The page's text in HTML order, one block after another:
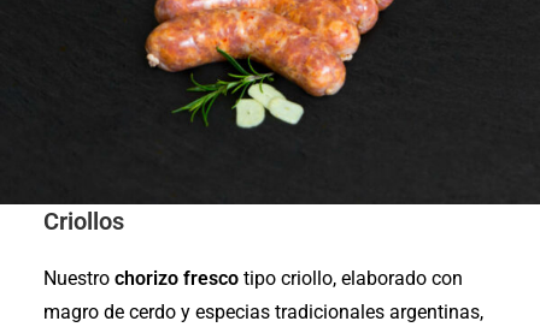
Criollos
Nuestro chorizo frescotipo criollo, elaborado con
magro de cerdo y especias tradicionales argentinas,